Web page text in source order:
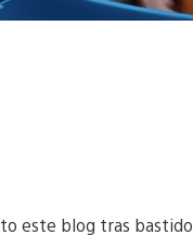
este blog tras